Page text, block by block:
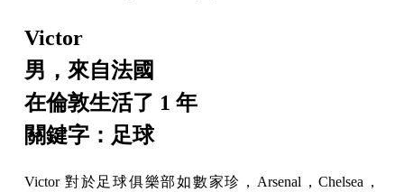
Victor
男，來自法國
在倫敦生活了 1 年
關鍵字：足球
Victor 對於足球俱樂部如數家珍，Arsenal，Chelsea，